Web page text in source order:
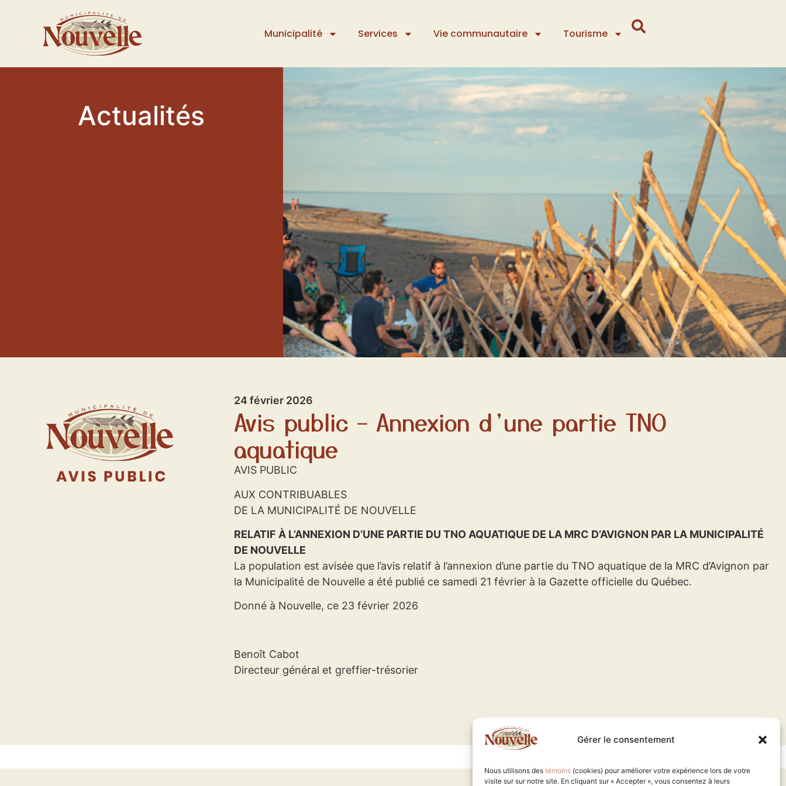
Gérer le consentement
Nous utilisons des témoins (cookies) pour améliorer votre expérience lors de votre
visite sur sur notre site. En cliquant sur « Accepter », vous consentez à leurs
Municipalité Services Vie communautaire Tourisme
Actualités
24 février 2026
Avis public – Annexion d’une partie TNO
aquatique
AVIS PUBLIC
AUX CONTRIBUABLES
DE LA MUNICIPALITÉ DE NOUVELLE
RELATIF À L’ANNEXION D’UNE PARTIE DU TNO AQUATIQUE DE LA MRC D’AVIGNON PAR LA MUNICIPALITÉ
DE NOUVELLE
La population est avisée que l’avis relatif à l’annexion d’une partie du TNO aquatique de la MRC d’Avignon par
la Municipalité de Nouvelle a été publié ce samedi 21 février à la Gazette officielle du Québec.
Donné à Nouvelle, ce 23 février 2026
Benoît Cabot
Directeur général et greffier-trésorier